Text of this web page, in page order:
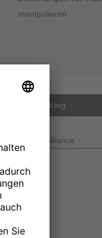
manipulieren
Gesamtbewertung
Customer Alliance